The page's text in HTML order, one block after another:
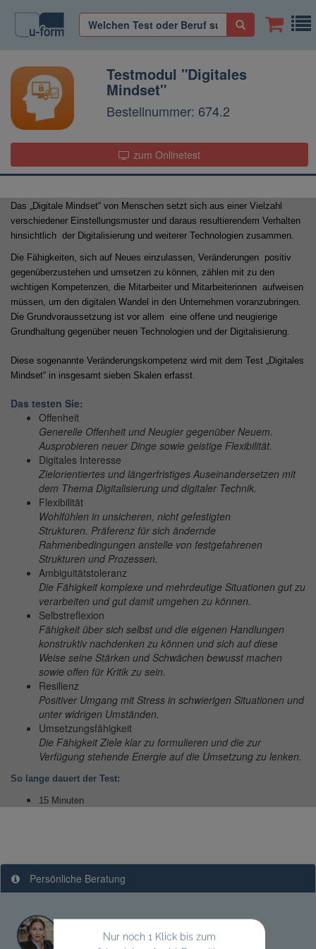
Testmodul "Digitales
Mindset"
Bestellnummer: 674.2
zum Onlinetest
Das „Digitale Mindset“ von Menschen setzt sich aus einer Vielzahl
verschiedener Einstellungsmuster und daraus resultierendem Verhalten
hinsichtlich der Digitalisierung und weiterer Technologien zusammen.
Die Fähigkeiten, sich auf Neues einzulassen, Veränderungen positiv
gegenüberzustehen und umsetzen zu können, zählen mit zu den
wichtigen Kompetenzen, die Mitarbeiter und Mitarbeiterinnen aufweisen
müssen, um den digitalen Wandel in den Unternehmen voranzubringen.
Die Grundvoraussetzung ist vor allem eine offene und neugierige
Grundhaltung gegenüber neuen Technologien und der Digitalisierung.
Diese sogenannte Veränderungskompetenz wird mit dem Test „Digitales
Mindset“ in insgesamt sieben Skalen erfasst.
Das testen Sie:
Offenheit
Generelle Offenheit und Neugier gegenüber Neuem.
Ausprobieren neuer Dinge sowie geistige Flexibilität.
Digitales Interesse
Zielorientiertes und längerfristiges Auseinandersetzen mit
dem Thema Digitalisierung und digitaler Technik.
Flexibilität
Wohlfühlen in unsicheren, nicht gefestigten
Strukturen. Präferenz für sich ändernde
Rahmenbedingungen anstelle von festgefahrenen
Strukturen und Prozessen.
Ambiguitätstoleranz
Die Fähigkeit komplexe und mehrdeutige Situationen gut zu
verarbeiten und gut damit umgehen zu können.
Selbstreflexion
Fähigkeit über sich selbst und die eigenen Handlungen
konstruktiv nachdenken zu können und sich auf diese
Weise seine Stärken und Schwächen bewusst machen
sowie offen für Kritik zu sein.
Resilienz
Positiver Umgang mit Stress in schwierigen Situationen und
unter widrigen Umständen.
Umsetzungsfähigkeit
Die Fähigkeit Ziele klar zu formulieren und die zur
Verfügung stehende Energie auf die Umsetzung zu lenken.
So lange dauert der Test:
15 Minuten
Persönliche Beratung
Sabrina Johannsen
VertriebNur noch 1 Klick bis zum